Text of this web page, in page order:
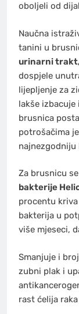
oboljeli od
Naučna
tanini u
urinarni trakt,
dospjele
lijepljenje za
lakše izbacuje
brusnica
potrošačima
Za brusnicu
bakterije
procentu
bakterija u
više mjeseci,
Smanjuje i
zubni plak i
rast ćelija